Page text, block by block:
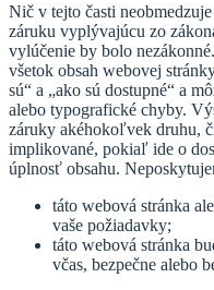
Nič v tejto časti
záruku vyplývajúcu zo
vylúčenie by bolo
všetok obsah webovej
sú“ a „ako sú dostupné“ a
alebo typografické chyby.
záruky akéhokoľvek druhu,
implikované, pokiaľ ide o
úplnosť obsahu.
táto webová stránka
vaše požiadavky;
táto webová stránka
včas, bezpečne alebo